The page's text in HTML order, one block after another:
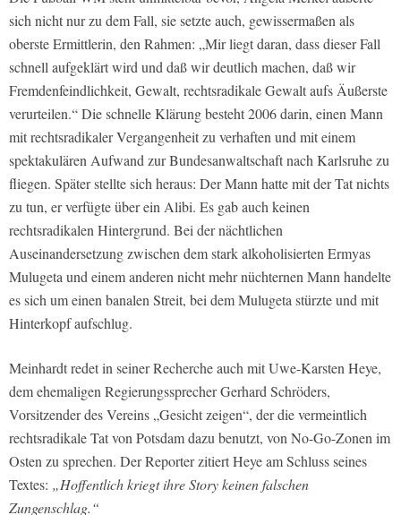
sich nicht nur zu dem Fall, sie setzte auch, gewissermaßen als
oberste Ermittlerin, den Rahmen: „Mir liegt daran, dass dieser Fall
schnell aufgeklärt wird und daß wir deutlich machen, daß wir
Fremdenfeindlichkeit, Gewalt, rechtsradikale Gewalt aufs Äußerste
verurteilen.“Die schnelle Klärung besteht 2006 darin, einen Mann
mit rechtsradikaler Vergangenheit zu verhaften und mit einem
spektakulären Aufwand zur Bundesanwaltschaft nach Karlsruhe zu
fliegen. Später stellte sich heraus: Der Mann hatte mit der Tat nichts
zu tun, er verfügte über ein Alibi. Es gab auch keinen
rechtsradikalen Hintergrund. Bei der nächtlichen
Auseinandersetzung zwischen dem stark alkoholisierten Ermyas
Mulugeta und einem anderen nicht mehr nüchternen Mann handelte
es sich um einen banalen Streit, bei dem Mulugeta stürzte und mit
Hinterkopf aufschlug.
Meinhardt redet in seiner Recherche auch mit Uwe-Karsten Heye,
dem ehemaligen Regierungssprecher Gerhard Schröders,
Vorsitzender des Vereins „Gesicht zeigen“, der die vermeintlich
rechtsradikale Tat von Potsdam dazu benutzt, von No-Go-Zonen im
Osten zu sprechen. Der Reporter zitiert Heye am Schluss seines
Textes: „Hoffentlich kriegt ihre Story keinen falschen
Zungenschlag.“